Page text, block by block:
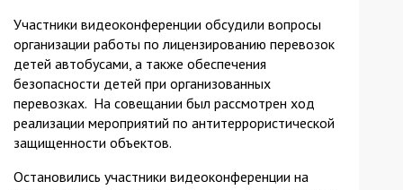
Участники видеоконференции обсудили вопросы
организации работы по лицензированию перевозок
детей автобусами, а также обеспечения
безопасности детей при организованных
перевозках. На совещании был рассмотрен ход
реализации мероприятий по антитеррористической
защищенности объектов.
Остановились участники видеоконференции на